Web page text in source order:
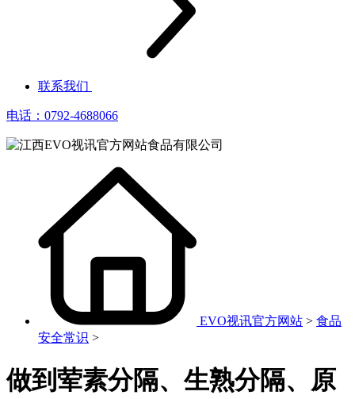
联系我们
电话：0792-4688066
EVO视讯官方网站 > 食品
安全常识 >
做到荤素分隔、生熟分隔、原